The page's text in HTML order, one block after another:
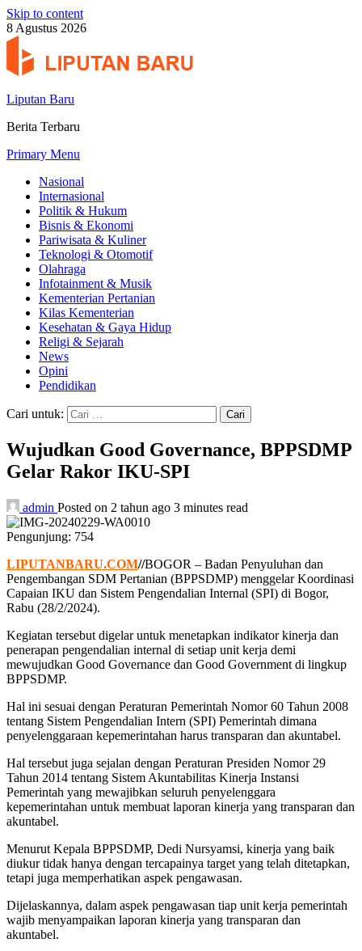
Skip to content
8 Agustus 2026
Liputan Baru
Berita Terbaru
Primary Menu
Nasional
Internasional
Politik & Hukum
Bisnis & Ekonomi
Pariwisata & Kuliner
Teknologi & Otomotif
Olahraga
Infotainment & Musik
Kementerian Pertanian
Kilas Kementerian
Kesehatan & Gaya Hidup
Religi & Sejarah
News
Opini
Pendidikan
Cari untuk:
Wujudkan Good Governance, BPPSDMP
Gelar Rakor IKU-SPI
admin Posted on 2 tahun ago 3 minutes read
Pengunjung: 754
LIPUTANBARU.COM//BOGOR – Badan Penyuluhan dan
Pengembangan SDM Pertanian (BPPSDMP) menggelar Koordinasi
Capaian IKU dan Sistem Pengendalian Internal (SPI) di Bogor,
Rabu (28/2/2024).
Kegiatan tersebut digelar untuk menetapkan indikator kinerja dan
penerapan pengendalian internal di setiap unit kerja demi
mewujudkan Good Governance dan Good Government di lingkup
BPPSDMP.
Hal ini sesuai dengan Peraturan Pemerintah Nomor 60 Tahun 2008
tentang Sistem Pengendalian Intern (SPI) Pemerintah dimana
penyelenggaraan kepemerintahan harus transparan dan akuntabel.
Hal tersebut juga sejalan dengan Peraturan Presiden Nomor 29
Tahun 2014 tentang Sistem Akuntabilitas Kinerja Instansi
Pemerintah yang mewajibkan seluruh penyelenggara
kepemerintahan untuk membuat laporan kinerja yang transparan dan
akuntabel.
Menurut Kepala BPPSDMP, Dedi Nursyamsi, kinerja yang baik
diukur tidak hanya dengan tercapainya target yang telah ditetapkan,
tetapi juga memperhatikan aspek pengawasan.
Dijelaskannya, dalam aspek pengawasan tiap unit kerja pemerintah
wajib menyampaikan laporan kinerja yang transparan dan
akuntabel.